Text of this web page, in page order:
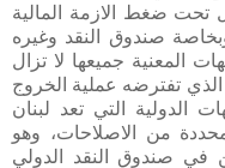
ضغط الازمة المالية
صندوق النقد وغيره
المعنية جميعها لا تزال
تفترضه عملية الخروج
الدولية التي تعد لبنان
من الاصلاحات، وهو
في صندوق النقد الدولي